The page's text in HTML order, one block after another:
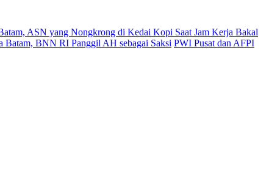
ASN yang Nongkrong di Kedai Kopi Saat Jam Kerja Bakal
Batam, BNN RI Panggil AH sebagai Saksi PWI Pusat dan AFPI